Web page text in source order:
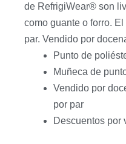
de RefrigiWear® son
como guante o forro.
par. Vendido por
Punto de
Muñeca de
Vendido por
por par
Descuentos por